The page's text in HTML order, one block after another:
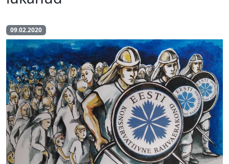
09.02.2020